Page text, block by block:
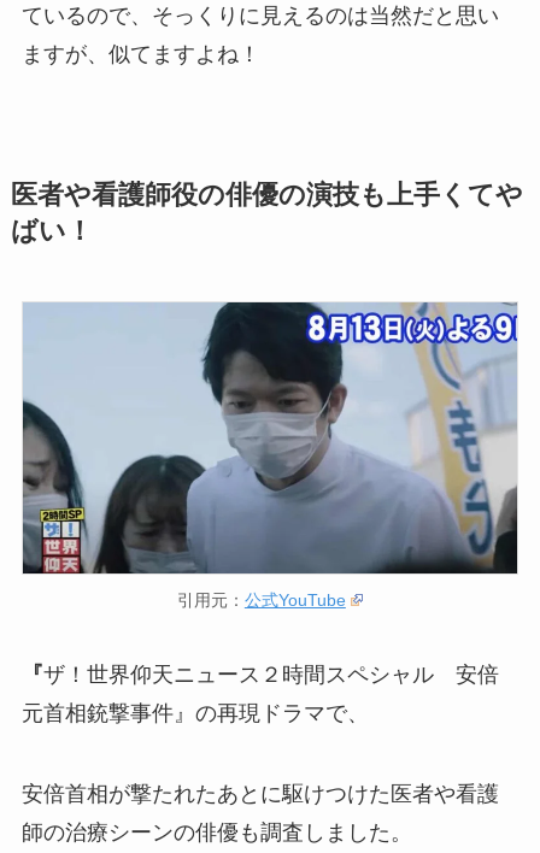
ているので、そっくりに見えるのは当然だと思い
ますが、似てますよね！
医者や看護師役の俳優の演技も上手くてや
ばい！
引用元： 公式YouTube
『ザ！世界仰天ニュース２時間スペシャル 安倍
元首相銃撃事件』の再現ドラマで、
安倍首相が撃たれたあとに駆けつけた医者や看護
師の治療シーンの俳優も調査しました。